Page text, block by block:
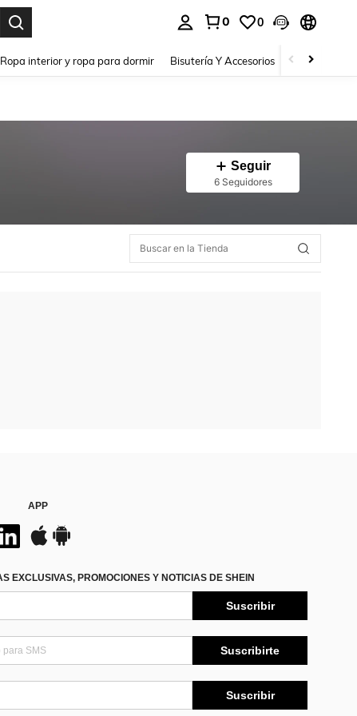
0 0
Ropa interior y ropa para dormir Bisutería Y Accesorios Zapatos
Seguir
6 Seguidores
APP
EXCLUSIVAS, PROMOCIONES Y NOTICIAS DE SHEIN
Suscribir
Suscribirte
Suscribir